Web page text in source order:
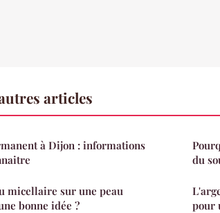
articles
à Dijon : informations
micellaire sur une peau
bonne idée ?
du
pour